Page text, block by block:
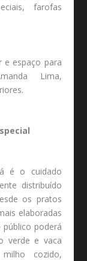
farofas
e espaço para
Lima,
é o cuidado
distribuído
os pratos
elaboradas
poderá
verde e vaca
cozido,